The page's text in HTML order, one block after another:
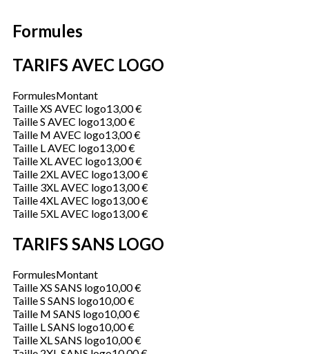
Formules
TARIFS AVEC LOGO
FormulesMontant
Taille XS AVEC logo13,00 €
Taille S AVEC logo13,00 €
Taille M AVEC logo13,00 €
Taille L AVEC logo13,00 €
Taille XL AVEC logo13,00 €
Taille 2XL AVEC logo13,00 €
Taille 3XL AVEC logo13,00 €
Taille 4XL AVEC logo13,00 €
Taille 5XL AVEC logo13,00 €
TARIFS SANS LOGO
FormulesMontant
Taille XS SANS logo10,00 €
Taille S SANS logo10,00 €
Taille M SANS logo10,00 €
Taille L SANS logo10,00 €
Taille XL SANS logo10,00 €